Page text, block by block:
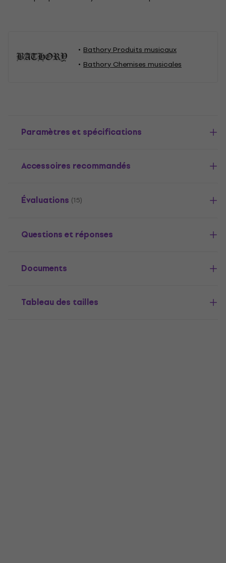
Bathory Produits musicaux
Bathory Chemises musicales
Paramètres et spécifications
Accessoires recommandés
Évaluations (15)
Questions et réponses
Documents
Tableau des tailles